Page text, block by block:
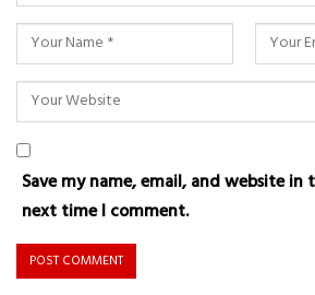
Save my name, email, and website
next time I comment.